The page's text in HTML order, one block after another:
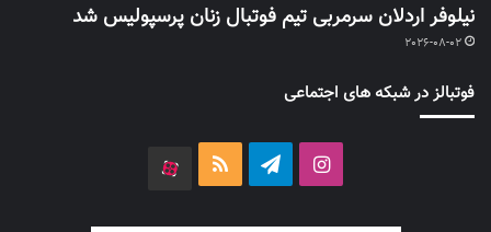
نیلوفر اردلان سرمربی تیم فوتبال زنان پرسپولیس شد
2026-08-02
فوتبالز در شبکه های اجتماعی
اینستاگرامتلگرام خوراک